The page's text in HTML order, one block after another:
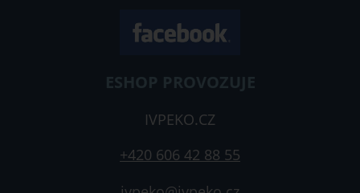
ESHOP PROVOZUJE
IVPEKO.CZ
+420 606 42 88 55